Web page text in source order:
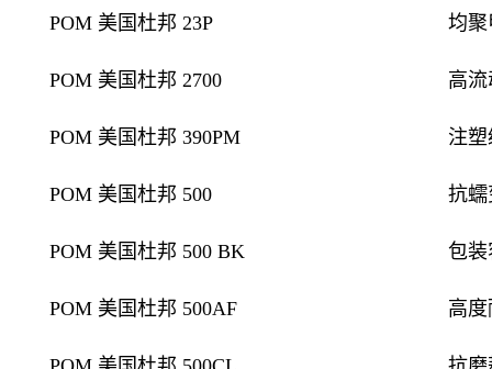
POM 美国杜邦 23P 均聚
POM 美国杜邦 2700 高
POM 美国杜邦 390PM 注塑
POM 美国杜邦 500 抗蠕
POM 美国杜邦 500 BK 包装
POM 美国杜邦 500AF 高